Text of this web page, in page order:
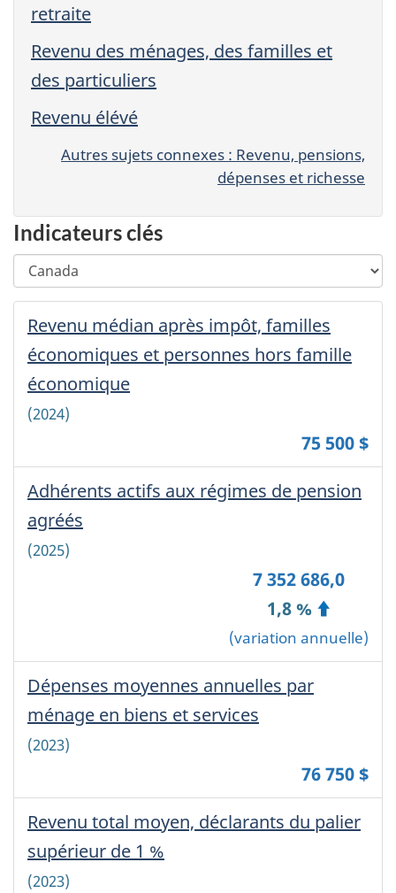
retraite
Revenu des ménages, des familles et
des particuliers
Revenu élévé
Autres sujets connexes : Revenu, pensions,
dépenses et richesse
Indicateurs clés
Choisir
une
région
géographique
Changing
any
selection
will
automatically
update
the
page
content.
géographique
choisie:
Canada
Revenu médian après impôt, familles
économiques et personnes hors famille
économique
(2024)
75 500 $
Adhérents actifs aux régimes de pension
agréés
(2025)
7 352 686,0
1,8 %
(variation annuelle)
Dépenses moyennes annuelles par
ménage en biens et services
(2023)
76 750 $
Revenu total moyen, déclarants du palier
supérieur de 1 %
(2023)